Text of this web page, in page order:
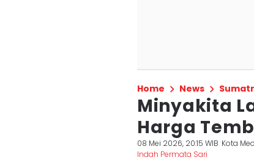
Home News
Minyakita
Harga
08 Mei 2026, 20:15 WIB Kota
Indah Permata Sari